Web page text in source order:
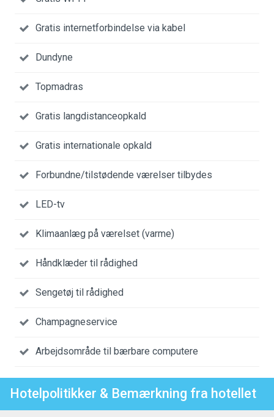
Gratis internetforbindelse via kabel
Dundyne
Topmadras
Gratis langdistanceopkald
Gratis internationale opkald
Forbundne/tilstødende værelser tilbydes
LED-tv
Klimaanlæg på værelset (varme)
Håndklæder til rådighed
Sengetøj til rådighed
Champagneservice
Arbejdsområde til bærbare computere
Hotelpolitikker & Bemærkning fra hotellet